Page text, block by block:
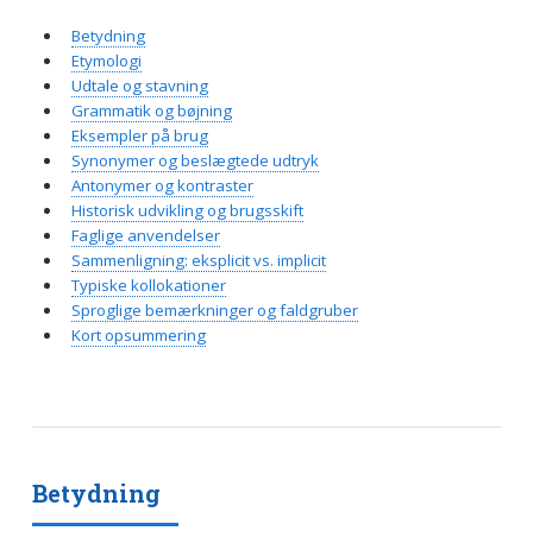
Betydning
Betydning
Etymologi
Udtale og stavning
Grammatik og bøjning
Eksempler på brug
Synonymer og beslægtede udtryk
Antonymer og kontraster
Historisk udvikling og brugsskift
Faglige anvendelser
Sammenligning: eksplicit vs. implicit
Typiske kollokationer
Sproglige bemærkninger og faldgruber
Kort opsummering